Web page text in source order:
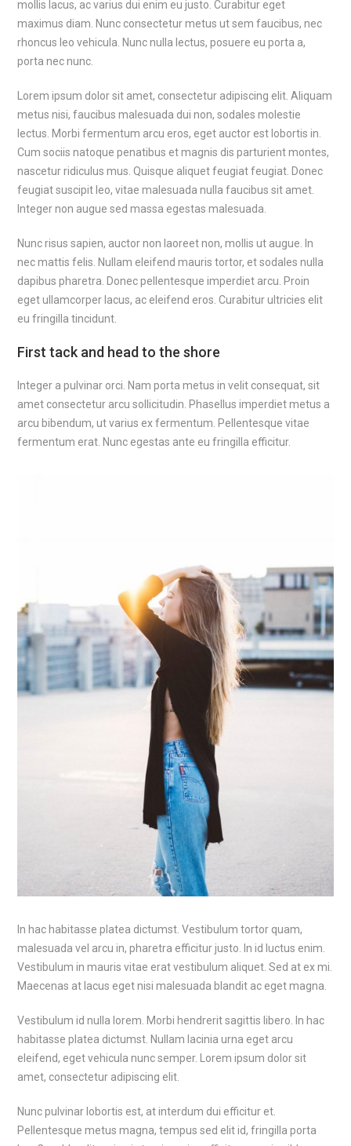
mollis lacus, ac varius dui enim eu justo. Curabitur eget
maximus diam. Nunc consectetur metus ut sem faucibus, nec
rhoncus leo vehicula. Nunc nulla lectus, posuere eu porta a,
porta nec nunc.
Lorem ipsum dolor sit amet, consectetur adipiscing elit. Aliquam
metus nisi, faucibus malesuada dui non, sodales molestie
lectus. Morbi fermentum arcu eros, eget auctor est lobortis in.
Cum sociis natoque penatibus et magnis dis parturient montes,
nascetur ridiculus mus. Quisque aliquet feugiat feugiat. Donec
feugiat suscipit leo, vitae malesuada nulla faucibus sit amet.
Integer non augue sed massa egestas malesuada.
Nunc risus sapien, auctor non laoreet non, mollis ut augue. In
nec mattis felis. Nullam eleifend mauris tortor, et sodales nulla
dapibus pharetra. Donec pellentesque imperdiet arcu. Proin
eget ullamcorper lacus, ac eleifend eros. Curabitur ultricies elit
eu fringilla tincidunt.
First tack and head to the shore
Integer a pulvinar orci. Nam porta metus in velit consequat, sit
amet consectetur arcu sollicitudin. Phasellus imperdiet metus a
arcu bibendum, ut varius ex fermentum. Pellentesque vitae
fermentum erat. Nunc egestas ante eu fringilla efficitur.
In hac habitasse platea dictumst. Vestibulum tortor quam,
malesuada vel arcu in, pharetra efficitur justo. In id luctus enim.
Vestibulum in mauris vitae erat vestibulum aliquet. Sed at ex mi.
Maecenas at lacus eget nisi malesuada blandit ac eget magna.
Vestibulum id nulla lorem. Morbi hendrerit sagittis libero. In hac
habitasse platea dictumst. Nullam lacinia urna eget arcu
eleifend, eget vehicula nunc semper. Lorem ipsum dolor sit
amet, consectetur adipiscing elit.
Nunc pulvinar lobortis est, at interdum dui efficitur et.
Pellentesque metus magna, tempus sed elit id, fringilla porta